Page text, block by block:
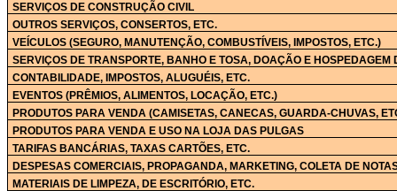
SERVIÇOS DE CONSTRUÇÃO CIVIL
OUTROS SERVIÇOS, CONSERTOS, ETC.
VEÍCULOS (SEGURO, MANUTENÇÃO, COMBUSTÍVEIS, IMPOSTOS, ETC.)
SERVIÇOS DE TRANSPORTE, BANHO E TOSA, DOAÇÃO E HOSPEDAGEM
CONTABILIDADE, IMPOSTOS, ALUGUÉIS, ETC.
EVENTOS (PRÊMIOS, ALIMENTOS, LOCAÇÃO, ETC.)
PRODUTOS PARA VENDA (CAMISETAS, CANECAS, GUARDA-CHUVAS,
PRODUTOS PARA VENDA E USO NA LOJA DAS PULGAS
TARIFAS BANCÁRIAS, TAXAS CARTÕES, ETC.
DESPESAS COMERCIAIS, PROPAGANDA, MARKETING, COLETA DE
MATERIAIS DE LIMPEZA, DE ESCRITÓRIO, ETC.